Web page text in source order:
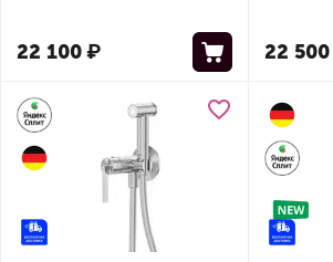
22 100₽ 22 500